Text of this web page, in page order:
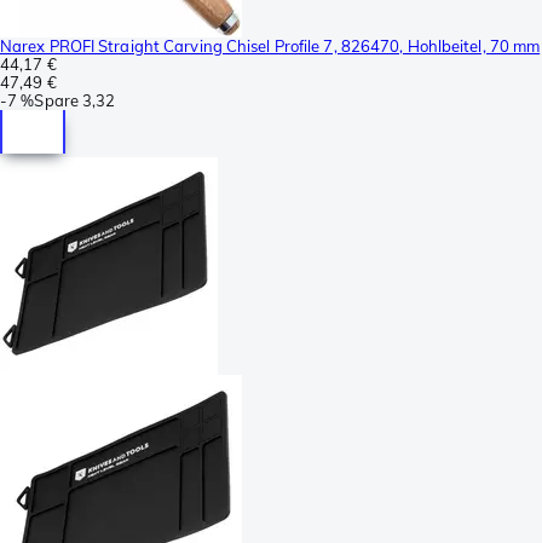
Narex PROFI Straight Carving Chisel Profile 7, 826470, Hohlbeitel, 70 mm
44,17 €
47,49 €
-7 %Spare3,32